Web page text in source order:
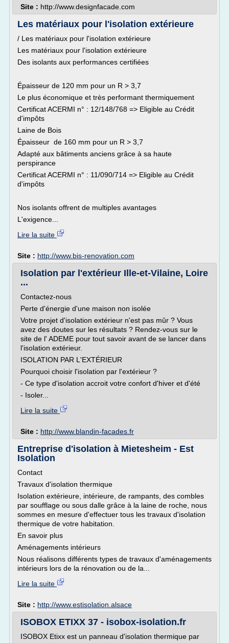
Site : http://www.designfacade.com
Les matériaux pour l'isolation extérieure
/ Les matériaux pour l'isolation extérieure
Les matériaux pour l'isolation extérieure
Des isolants aux performances certifiées
Épaisseur de 120 mm pour un R > 3,7
Le plus économique et très performant thermiquement
Certificat ACERMI n° : 12/148/768 => Eligible au Crédit
d'impôts
Laine de Bois
Épaisseur de 160 mm pour un R > 3,7
Adapté aux bâtiments anciens grâce à sa haute
perspirance
Certificat ACERMI n° : 11/090/714 => Eligible au Crédit
d'impôts
Nos isolants offrent de multiples avantages
L'exigence...
Lire la suite
Site : http://www.bis-renovation.com
Isolation par l'extérieur Ille-et-Vilaine, Loire
...
Contactez-nous
Perte d'énergie d'une maison non isolée
Votre projet d'isolation extérieur n'est pas mûr ? Vous
avez des doutes sur les résultats ? Rendez-vous sur le
site de l' ADEME pour tout savoir avant de se lancer dans
l'isolation extérieur.
ISOLATION PAR L'EXTÉRIEUR
Pourquoi choisir l'isolation par l'extérieur ?
- Ce type d'isolation accroit votre confort d'hiver et d'été
- Isoler...
Lire la suite
Site : http://www.blandin-facades.fr
Entreprise d'isolation à Mietesheim - Est
Isolation
Contact
Travaux d'isolation thermique
Isolation extérieure, intérieure, de rampants, des combles
par soufflage ou sous dalle grâce à la laine de roche, nous
sommes en mesure d'effectuer tous les travaux d'isolation
thermique de votre habitation.
En savoir plus
Aménagements intérieurs
Nous réalisons différents types de travaux d'aménagements
intérieurs lors de la rénovation ou de la...
Lire la suite
Site : http://www.estisolation.alsace
ISOBOX ETIXX 37 - isobox-isolation.fr
ISOBOX Etixx est un panneau d'isolation thermique par